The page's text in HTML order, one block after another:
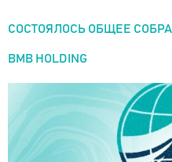
СОСТОЯЛОСЬ ОБЩЕЕ
BMB HOLDING